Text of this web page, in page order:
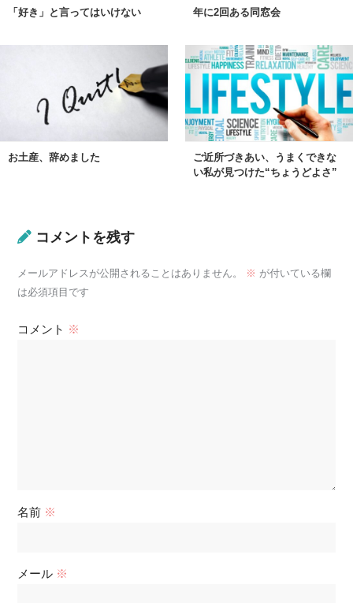
「好き」と言ってはいけない 年に2回ある同窓会
お土産、辞めました
ご近所づきあい、うまくできな
い私が見つけた“ちょうどよさ”
コメントを残す
メールアドレスが公開されることはありません。 ※ が付いている欄
は必須項目です
コメント ※
名前 ※
メール ※